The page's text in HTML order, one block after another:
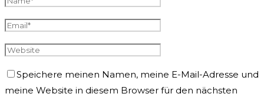
Speichere meinen Namen, meine E-Mail-Adresse und
meine Website in diesem Browser für den nächsten